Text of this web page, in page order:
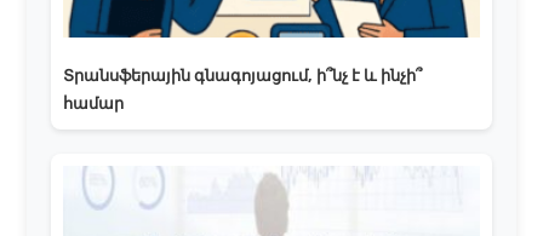
Տրանսֆերային գնագոյացում, ի՞նչ է և ինչի՞
համար